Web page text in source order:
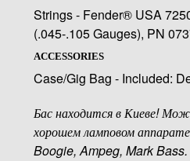
Strings - Fender® USA
(.045-.105 Gauges), PN
ACCESSORIES
Case/Gig Bag - Included:
Бас находится в Киеве!
хорошем ламповом
Boogie, Ampeg, Mark Bass.